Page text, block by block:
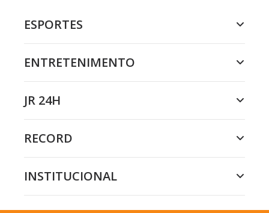
ESPORTES
ENTRETENIMENTO
JR 24H
RECORD
INSTITUCIONAL